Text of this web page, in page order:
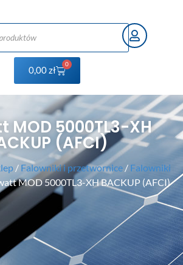
0,00zł
0
MOD 5000TL3-XH
(AFCI)
/ Falowniki i przetwornice / Falowniki
MOD 5000TL3-XH BACKUP (AFCI)